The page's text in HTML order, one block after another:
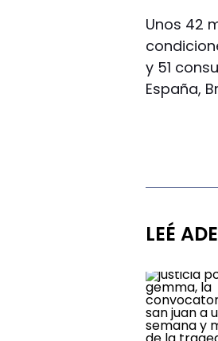
Unos 42
y 51
España,
LEÉ